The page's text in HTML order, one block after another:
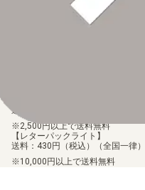
なお、お支払口座は、注文確認メ
振込手数料はお客様負担となります
送料：100円（税込）（全国一律）
2,500円以上で送料無料
【レターパックライト】
送料：430円（税込）（全国一律）
10,000円以上で送料無料